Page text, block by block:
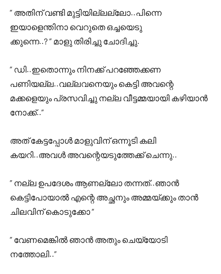
” അതിന് വണ്ടി മുട്ടിയില്ലല്ലോ..പിന്നെ
ഇയാളെന്തിനാ വെറുതെ ഒച്ചയെടു
ക്കുന്നെ..? ” മാളു തിരിച്ചു ചോദിച്ചു.
” ഡി..ഇതൊന്നും നിനക്ക് പറഞ്ഞേക്കണ
പണിയല്ല..വല്ലവനെയും കെട്ടി അവന്റെ
മക്കളെയും പ്രസവിച്ചു നല്ല വീട്ടമ്മയായി കഴിയാൻ
നോക്ക്..”
അത് കേട്ടപ്പോൾ മാളുവിന്‌ ഒന്നൂടി കലി
കയറി..അവൾ അവന്റെയടുത്തേക്ക് ചെന്നു..
” നല്ല ഉപദേശം ആണല്ലോ തന്നത്..ഞാൻ
കെട്ടിപോയാൽ എന്റെ അച്ഛനും അമ്മയ്ക്കും താൻ
ചിലവിന് കൊടുക്കോ “
” വേണമെങ്കിൽ ഞാൻ അതും ചെയ്യോടി
നത്തോലി..”